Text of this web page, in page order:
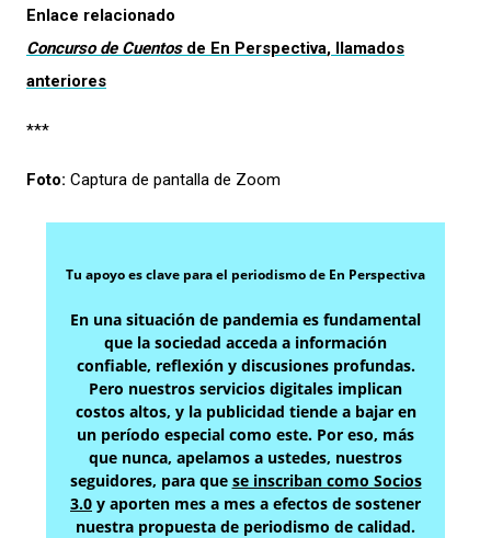
Enlace relacionado
Concurso de Cuentosde En Perspectiva, llamados
anteriores
***
Foto: Captura de pantalla de Zoom
Tu apoyo es clave para el periodismo de En Perspectiva
En una situación de pandemia es fundamental
que la sociedad acceda a información
confiable, reflexión y discusiones profundas.
Pero nuestros servicios digitales implican
costos altos, y la publicidad tiende a bajar en
un período especial como este. Por eso, más
que nunca, apelamos a ustedes, nuestros
seguidores, para que se inscriban como Socios
3.0 y aporten mes a mes a efectos de sostener
nuestra propuesta de periodismo de calidad.